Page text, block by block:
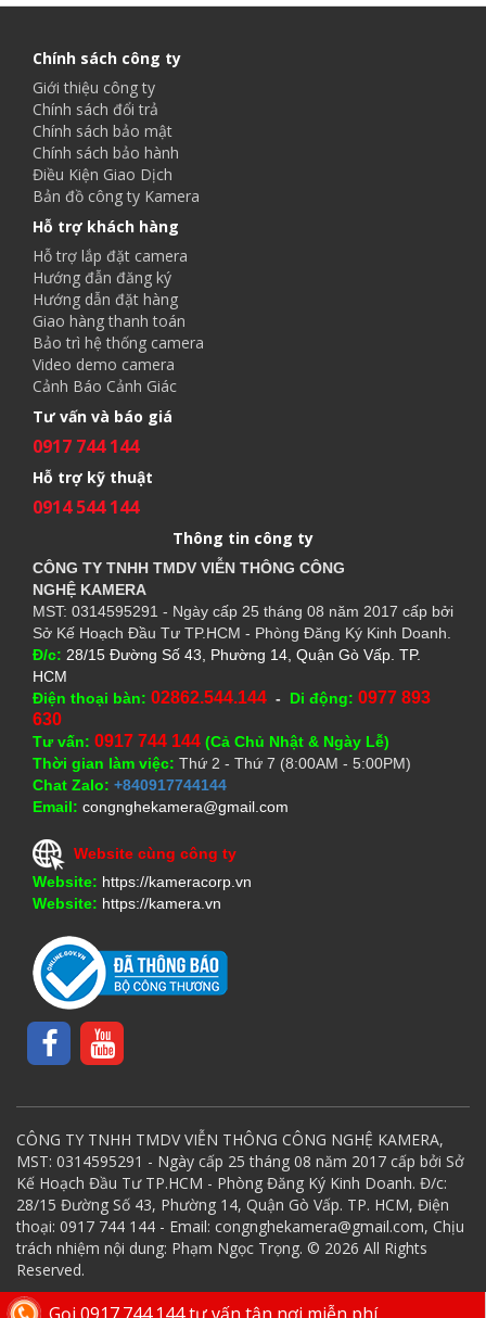
Chính sách công ty
Giới thiệu công ty
Chính sách đổi trả
Chính sách bảo mật
Chính sách bảo hành
Điều Kiện Giao Dịch
Bản đồ công ty Kamera
Hỗ trợ khách hàng
Hỗ trợ lắp đặt camera
Hướng đẫn đăng ký
Hướng dẫn đặt hàng
Giao hàng thanh toán
Bảo trì hệ thống camera
Video demo camera
Cảnh Báo Cảnh Giác
Tư vấn và báo giá
0917 744 144
Hỗ trợ kỹ thuật
0914 544 144
Thông tin công ty
CÔNG TY TNHH TMDV VIỄN THÔNG CÔNG
NGHỆ KAMERA
MST: 0314595291 - Ngày cấp 25 tháng 08 năm 2017 cấp bởi
Sở Kế Hoạch Đầu Tư TP.HCM - Phòng Đăng Ký Kinh Doanh.
Đ/c: 28/15 Đường Số 43, Phường 14, Quận Gò Vấp. TP.
HCM
Điện thoại bàn: 02862.544.144 - Di động: 0977 893
630
Tư vấn: 0917 744 144 (Cả Chủ Nhật & Ngày Lễ)
Thời gian làm việc: Thứ 2 - Thứ 7 (8:00AM - 5:00PM)
Chat Zalo: +840917744144
Email: congnghekamera@gmail.com
Website cùng công ty
Website: https://kameracorp.vn
Website: https://kamera.vn
CÔNG TY TNHH TMDV VIỄN THÔNG CÔNG NGHỆ KAMERA,
MST: 0314595291 - Ngày cấp 25 tháng 08 năm 2017 cấp bởi Sở
Kế Hoạch Đầu Tư TP.HCM - Phòng Đăng Ký Kinh Doanh. Đ/c:
28/15 Đường Số 43, Phường 14, Quận Gò Vấp. TP. HCM, Điện
thoại: 0917 744 144 - Email: congnghekamera@gmail.com, Chịu
trách nhiệm nội dung: Phạm Ngọc Trọng. © 2026 All Rights
Reserved.